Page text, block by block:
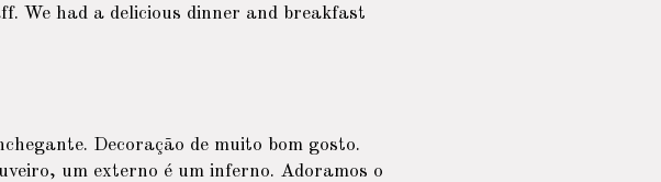
We had a delicious dinner and breakfast
Decoração de muito bom gosto.
um externo é um inferno. Adoramos o